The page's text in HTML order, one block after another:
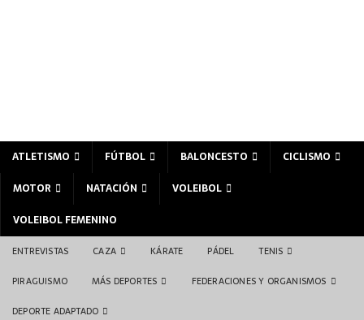
ATLETISMO FÚTBOL BALONCESTO
CICLISMO
MOTOR
NATACIÓN
VOLEIBOL
VOLEIBOL FEMENINO
ENTREVISTAS CAZA KÁRATE PÁDEL TENIS
PIRAGUISMO MÁS DEPORTES FEDERACIONES Y ORGANISMOS
DEPORTE ADAPTADO